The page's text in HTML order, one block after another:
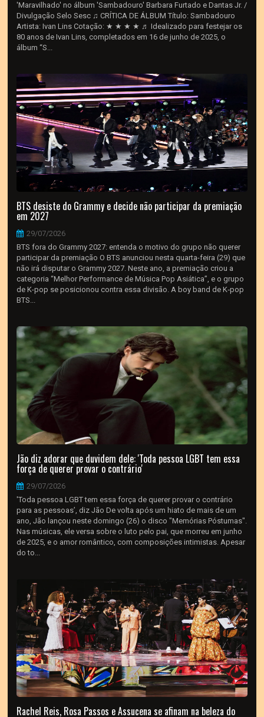
'Maravilhado' no álbum 'Sambadouro' Barbara Furtado e Dantas Jr. /
Divulgação Selo Sesc ♫ CRÍTICA DE ÁLBUM Título: Sambadouro
Artista: Ivan Lins Cotação: ★ ★ ★ ★ ♬ Idealizado para festejar os
80 anos de Ivan Lins, completados em 16 de junho de 2025, o
álbum “S...
BTS desiste do Grammy e decide não participar da premiação
em 2027
29/07/2026
BTS fora do Grammy 2027: entenda o motivo do grupo não querer
participar da premiação O BTS anunciou nesta quarta-feira (29) que
não irá disputar o Grammy 2027. Neste ano, a premiação criou a
categoria “Melhor Performance de Música Pop Asiática”, e o grupo
de K-pop se posicionou contra essa divisão. A boy band de K‑pop
BTS...
Jão diz adorar que duvidem dele: 'Toda pessoa LGBT tem essa
força de querer provar o contrário'
29/07/2026
'Toda pessoa LGBT tem essa força de querer provar o contrário
para as pessoas’, diz Jão De volta após um hiato de mais de um
ano, Jão lançou neste domingo (26) o disco "Memórias Póstumas".
Nas músicas, ele versa sobre o luto pelo pai, que morreu em junho
de 2025, e o amor romântico, com composições intimistas. Apesar
do to...
Rachel Reis, Rosa Passos e Assucena se afinam na beleza do